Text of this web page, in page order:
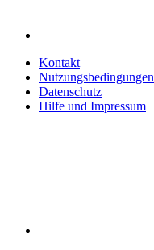
Kontakt
Nutzungsbedingungen
Datenschutz
Hilfe und Impressum